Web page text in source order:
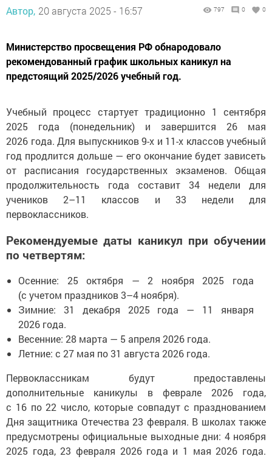
Автор, 20 августа 2025 - 16:57 797 0 0
Министерство просвещения РФ обнародовало
рекомендованный график школьных каникул на
предстоящий 2025/2026 учебный год.
Учебный процесс стартует традиционно 1 сентября
2025 года (понедельник) и завершится 26 мая
2026 года. Для выпускников 9-х и 11-х классов учебный
год продлится дольше — его окончание будет зависеть
от расписания государственных экзаменов. Общая
продолжительность года составит 34 недели для
учеников 2–11 классов и 33 недели для
первоклассников.
Рекомендуемые даты каникул при обучении
по четвертям:
Осенние: 25 октября — 2 ноября 2025 года
(с учетом праздников 3–4 ноября).
Зимние: 31 декабря 2025 года — 11 января
2026 года.
Весенние: 28 марта — 5 апреля 2026 года.
Летние: с 27 мая по 31 августа 2026 года.
Первоклассникам будут предоставлены
дополнительные каникулы в феврале 2026 года,
с 16 по 22 число, которые совпадут с празднованием
Дня защитника Отечества 23 февраля. В школах также
предусмотрены официальные выходные дни: 4 ноября
2025 года, 23 февраля 2026 года и 1 мая 2026 года.